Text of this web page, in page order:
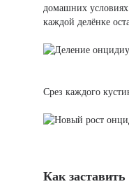
домашних
каждой делёнке
Срез каждого
Как